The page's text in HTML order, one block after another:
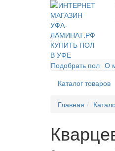
Подобрать пол О
Каталог товаров
Главная